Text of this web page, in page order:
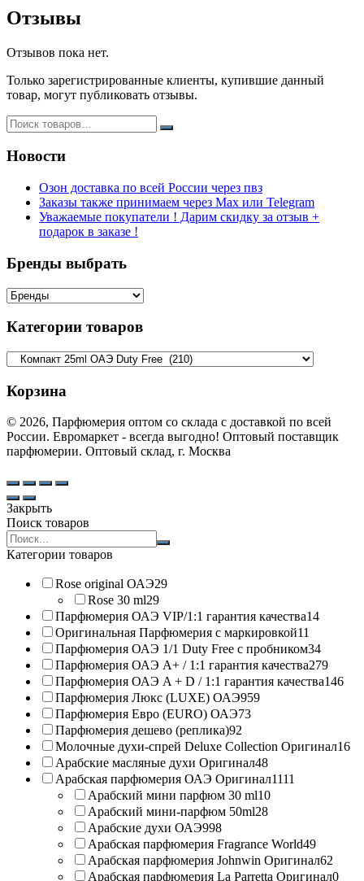
free
Отзывы
Отзывов пока нет.
Только зарегистрированные клиенты, купившие данный
товар, могут публиковать отзывы.
Новости
Озон доставка по всей России через пвз
Заказы также принимаем через Max или Telegram
Уважаемые покупатели ! Дарим скидку за отзыв +
подарок в заказе !
Бренды выбрать
Категории товаров
Корзина
© 2026, Парфюмерия оптом со склада с доставкой по всей
России. Евромаркет - всегда выгодно! Оптовый поставщик
парфюмерии. Оптовый склад, г. Москва
Закрыть
Поиск товаров
Search
products:
Категории товаров
Rose original ОАЭ29
Rose 30 ml29
Парфюмерия ОАЭ VIP/1:1 гарантия качества14
Оригинальная Парфюмерия с маркировкой11
Парфюмерия ОАЭ 1/1 Duty Free с пробником34
Парфюмерия ОАЭ A+ / 1:1 гарантия качества279
Парфюмерия ОАЭ A + D / 1:1 гарантия качества146
Парфюмерия Люкс (LUXE) ОАЭ959
Парфюмерия Евро (EURO) ОАЭ73
Парфюмерия дешево (реплика)92
Молочные духи-спрей Deluxe Collection Оригинал16
Арабские масляные духи Оригинал48
Арабская парфюмерия ОАЭ Оригинал1111
Арабский мини парфюм 30 ml10
Арабский мини-парфюм 50ml28
Арабские духи ОАЭ998
Арабская парфюмерия Fragrance World49
Арабская парфюмерия Johnwin Оригинал62
Арабская парфюмерия La Parretta Оригинал0